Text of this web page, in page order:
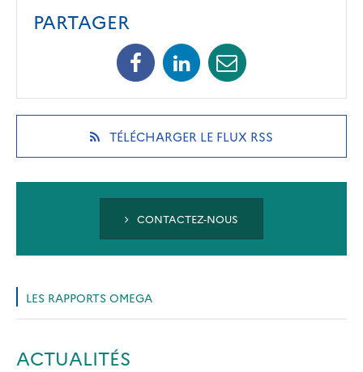
PARTAGER
Facebook
(opens
a
new
tab)
Linkedin
(opens
a
new
tab)
Mail
(opens
a
new
tab)
TÉLÉCHARGER LE FLUX RSS(OPENS
NEW
CONTACTEZ-NOUS
LES RAPPORTS OMEGA
ACTUALITÉS